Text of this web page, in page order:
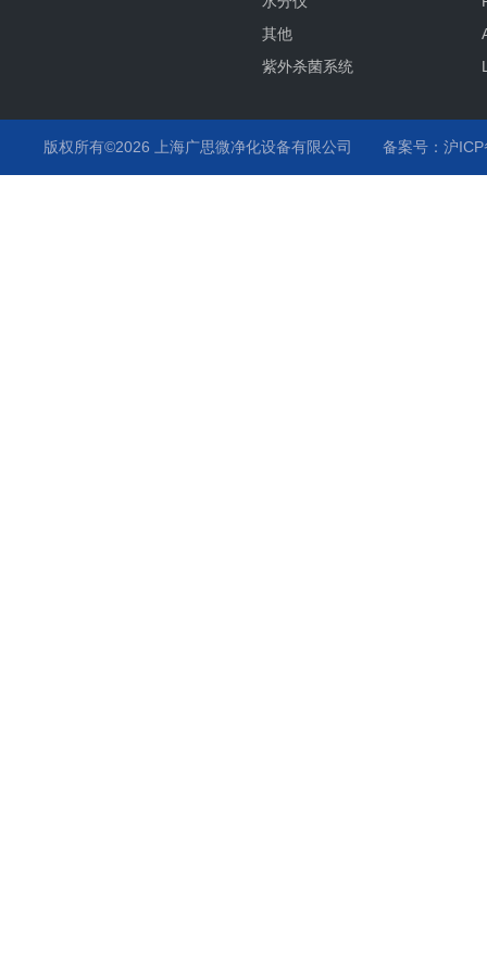
其他
紫外杀菌系统
版权所有©2026 上海广思微净化设备有限公司 备案号：沪